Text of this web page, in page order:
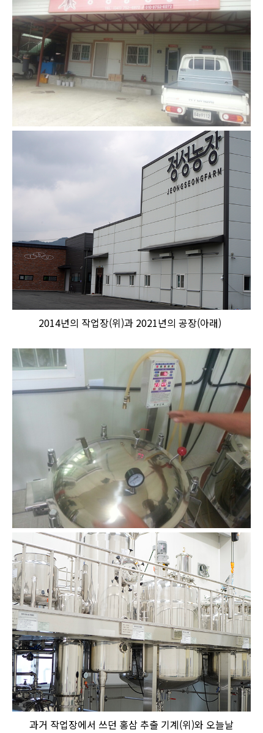
2014년의 작업장(위)과 2021년의 공장(아래)
과거 작업장에서 쓰던 홍삼 추출 기계(위)와 오늘날